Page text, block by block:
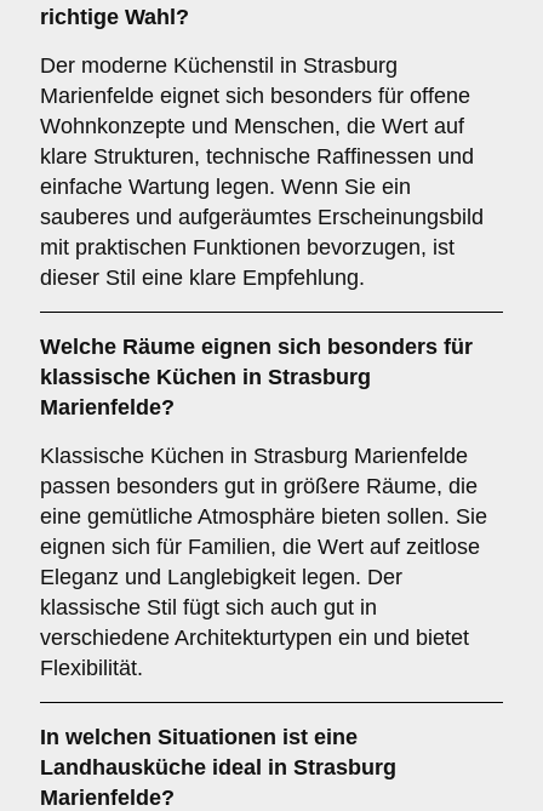
richtige Wahl?
Der moderne Küchenstil in Strasburg
Marienfelde eignet sich besonders für offene
Wohnkonzepte und Menschen, die Wert auf
klare Strukturen, technische Raffinessen und
einfache Wartung legen. Wenn Sie ein
sauberes und aufgeräumtes Erscheinungsbild
mit praktischen Funktionen bevorzugen, ist
dieser Stil eine klare Empfehlung.
Welche Räume eignen sich besonders für
klassische Küchen in Strasburg
Marienfelde?
Klassische Küchen in Strasburg Marienfelde
passen besonders gut in größere Räume, die
eine gemütliche Atmosphäre bieten sollen. Sie
eignen sich für Familien, die Wert auf zeitlose
Eleganz und Langlebigkeit legen. Der
klassische Stil fügt sich auch gut in
verschiedene Architekturtypen ein und bietet
Flexibilität.
In welchen Situationen ist eine
Landhausküche ideal in Strasburg
Marienfelde?